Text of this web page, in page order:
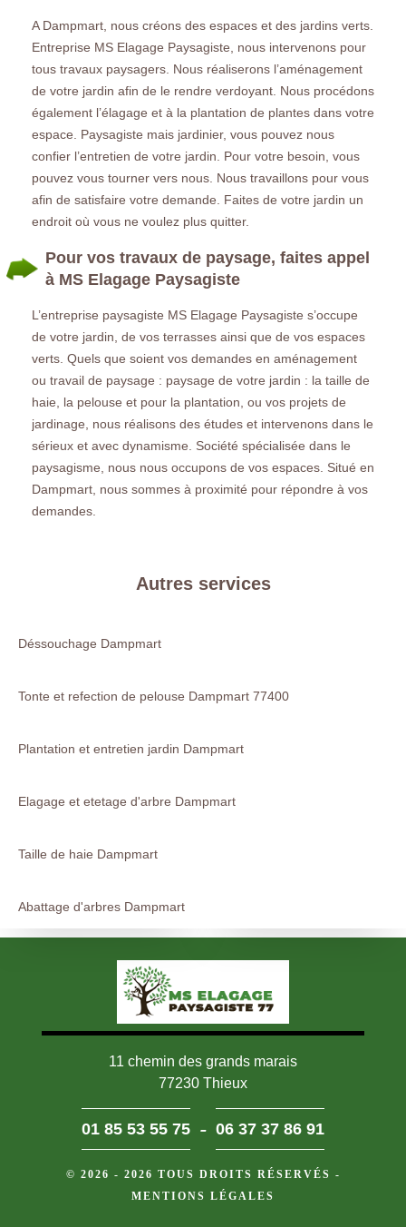
A Dampmart, nous créons des espaces et des jardins verts.
Entreprise MS Elagage Paysagiste, nous intervenons pour
tous travaux paysagers. Nous réaliserons l’aménagement
de votre jardin afin de le rendre verdoyant. Nous procédons
également l’élagage et à la plantation de plantes dans votre
espace. Paysagiste mais jardinier, vous pouvez nous
confier l’entretien de votre jardin. Pour votre besoin, vous
pouvez vous tourner vers nous. Nous travaillons pour vous
afin de satisfaire votre demande. Faites de votre jardin un
endroit où vous ne voulez plus quitter.
Pour vos travaux de paysage, faites appel
à MS Elagage Paysagiste
L’entreprise paysagiste MS Elagage Paysagiste s’occupe
de votre jardin, de vos terrasses ainsi que de vos espaces
verts. Quels que soient vos demandes en aménagement
ou travail de paysage : paysage de votre jardin : la taille de
haie, la pelouse et pour la plantation, ou vos projets de
jardinage, nous réalisons des études et intervenons dans le
sérieux et avec dynamisme. Société spécialisée dans le
paysagisme, nous nous occupons de vos espaces. Situé en
Dampmart, nous sommes à proximité pour répondre à vos
demandes.
Autres services
Déssouchage Dampmart
Tonte et refection de pelouse Dampmart 77400
Plantation et entretien jardin Dampmart
Elagage et etetage d'arbre Dampmart
Taille de haie Dampmart
Abattage d'arbres Dampmart
11 chemin des grands marais
77230 Thieux
01 85 53 55 75 - 06 37 37 86 91
© 2026 - 2026 TOUS DROITS RÉSERVÉS -
MENTIONS LÉGALES